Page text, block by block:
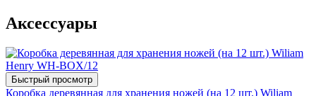
Аксессуары
Быстрый просмотр
Коробка деревянная для хранения ножей (на 12 шт.) Wiliam